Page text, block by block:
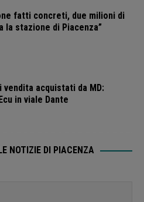
fatti concreti, due milioni di
la stazione di Piacenza”
acquistati da MD:
in viale Dante
NOTIZIE DI PIACENZA